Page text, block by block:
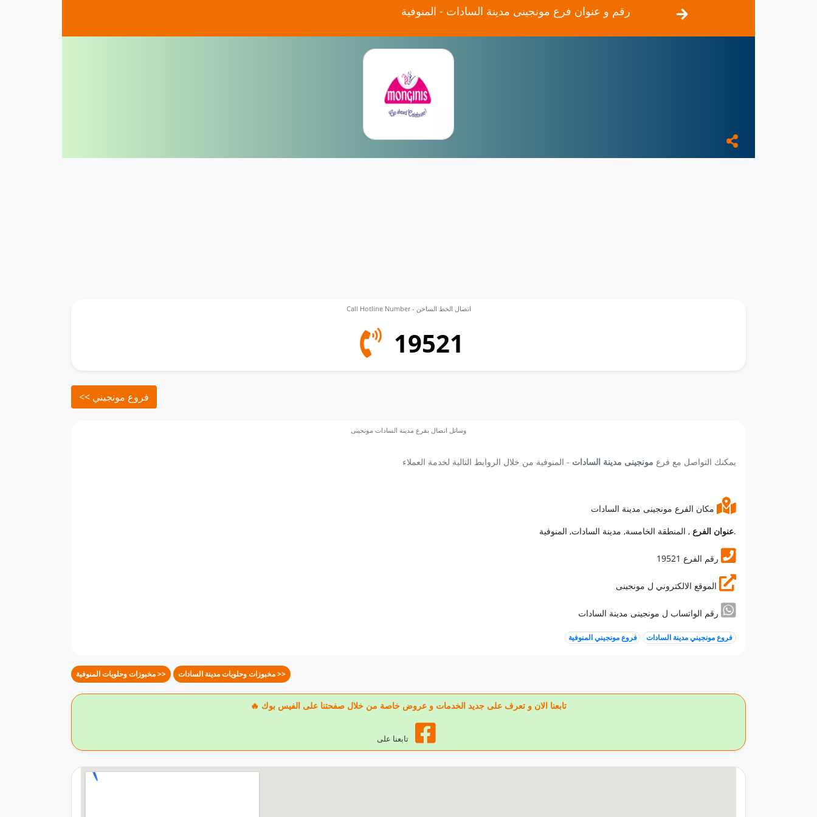
رقم و عنوان فرع مونجينى مدينة السادات - المنوفية
Call Hotline Number - اتصال الخط الساخن
19521
<< فروع مونجيني
وسائل اتصال بفرع مدينة السادات مونجينى
يمكنك التواصل مع فرع مونجينى مدينة السادات - المنوفية من خلال الروابط التالية لخدمة العملاء
عنوان الفرع, المنطقة الخامسة, مدينة السادات, المنوفية.
فروع مونجيني المنوفية فروع مونجيني مدينة السادات
مخبوزات وحلويات المنوفية >> مخبوزات وحلويات مدينة السادات >>
🔥 تابعنا الان و تعرف على جديد الخدمات و عروض خاصة من خلال صفحتنا على الفيس بوك
تابعنا على